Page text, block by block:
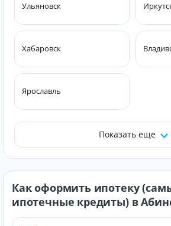
Ульяновск
Хабаровск
Ярославль
Показать еще
Как оформить ипотеку
ипотечные кредиты) в